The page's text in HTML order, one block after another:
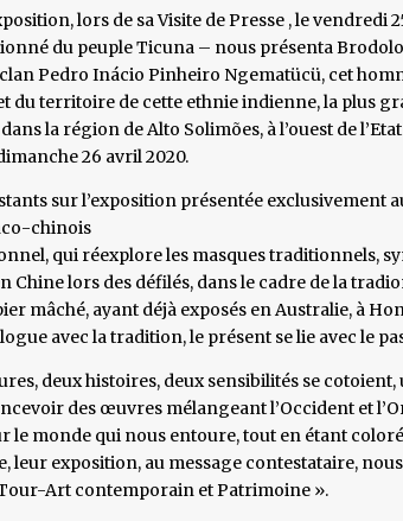
lors de sa Visite de Presse , le vendredi
du peuple Ticuna – nous présenta
Pedro Inácio Pinheiro Ngematücü, cet
du territoire de cette ethnie indienne, la plus
la région de Alto Solimões, à l’ouest de
26 avril 2020.
sur l’exposition présentée exclusivement
chinois
qui réexplore les masques traditionnels,
Chine lors des défilés, dans le cadre de la
mâché, ayant déjà exposés en Australie, à
avec la tradition, le présent se lie avec le
deux histoires, deux sensibilités se
des œuvres mélangeant l’Occident et
le monde qui nous entoure, tout en étant
leur exposition, au message contestataire,
Art contemporain et Patrimoine ».